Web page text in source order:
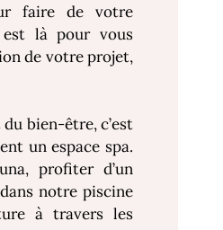
faire de votre
est là pour vous
de votre projet,
bien-être, c’est
un espace spa.
profiter d’un
notre piscine
à travers les